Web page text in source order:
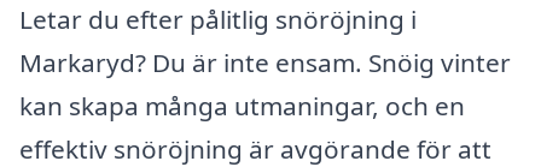
Letar du efter pålitlig snöröjning i
Markaryd? Du är inte ensam. Snöig vinter
kan skapa många utmaningar, och en
effektiv snöröjning är avgörande för att